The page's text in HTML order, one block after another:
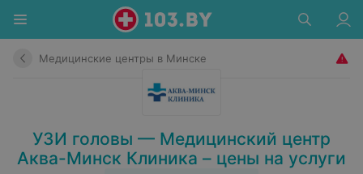
Медицинские центры в Минске
УЗИ головы — Медицинский центр
Аква-Минск Клиника – цены на услуги